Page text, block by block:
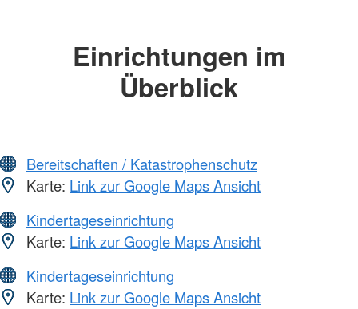
Einrichtungen im
Überblick
Bereitschaften / Katastrophenschutz
Karte: Link zur Google Maps Ansicht
Kindertageseinrichtung
Karte: Link zur Google Maps Ansicht
Kindertageseinrichtung
Karte: Link zur Google Maps Ansicht